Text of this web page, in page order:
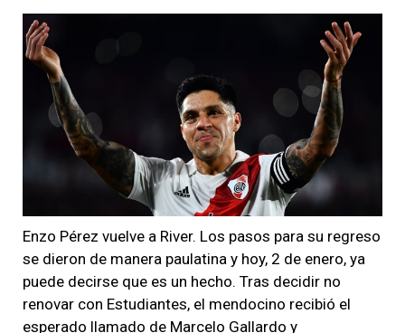
Enzo Pérez vuelve a River. Los pasos para su regreso
se dieron de manera paulatina y hoy, 2 de enero, ya
puede decirse que es un hecho. Tras decidir no
renovar con Estudiantes, el mendocino recibió el
esperado llamado de Marcelo Gallardo y